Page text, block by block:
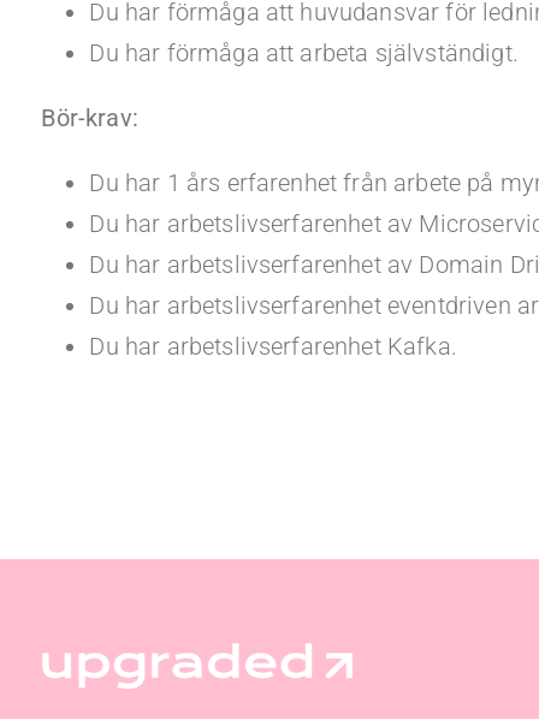
Du har förmåga att huvudansvar för
Du har förmåga att arbeta självständigt.
Bör-krav:
Du har 1 års erfarenhet från arbete på
Du har arbetslivserfarenhet av
Du har arbetslivserfarenhet av Domain
Du har arbetslivserfarenhet eventdriven
Du har arbetslivserfarenhet Kafka.